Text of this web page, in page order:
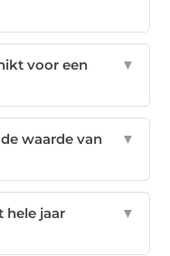
voor een
▼
waarde van
▼
hele jaar
▼